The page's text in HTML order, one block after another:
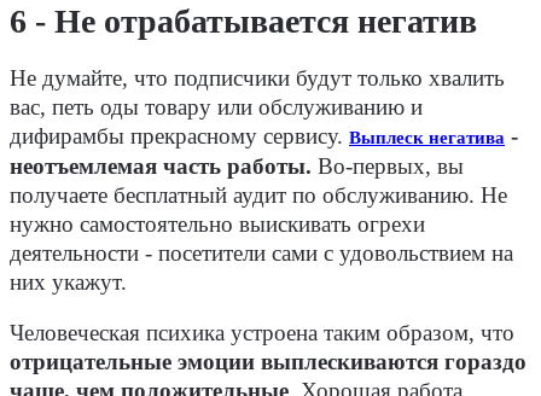
6 - Не отрабатывается негатив
Не думайте, что подписчики будут только хвалить
вас, петь оды товару или обслуживанию и
дифирамбы прекрасному сервису. Выплеск негатива -
неотъемлемая часть работы. Во-первых, вы
получаете бесплатный аудит по обслуживанию. Не
нужно самостоятельно выискивать огрехи
деятельности - посетители сами с удовольствием на
них укажут.
Человеческая психика устроена таким образом, что
отрицательные эмоции выплескиваются гораздо